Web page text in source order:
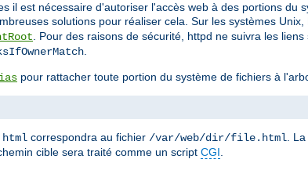
il est nécessaire d'autoriser l'accès web à des portions du
solutions pour réaliser cela. Sur les systèmes
. Pour des raisons de sécurité, httpd ne suivra les
.
pour rattacher toute portion du système de fichiers à
correspondra au fichier /var/web/dir/file.html.
cible sera traité comme un script CGI.